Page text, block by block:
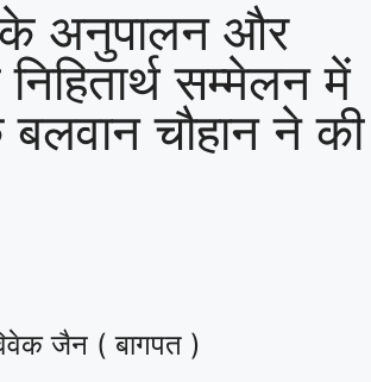
शिक्षाविद् डॉ. सत्यवीर सिंह को समग्र शिक्षा
(माध्यमिक) के जिला समन्वयक का प्रभार
| गिनीज वर्ल्ड रिकॉर्ड की खुशी से गूंजा माय
के अनुपालन और
सम्मेलन में
चौहान ने की
जैन ( बागपत )